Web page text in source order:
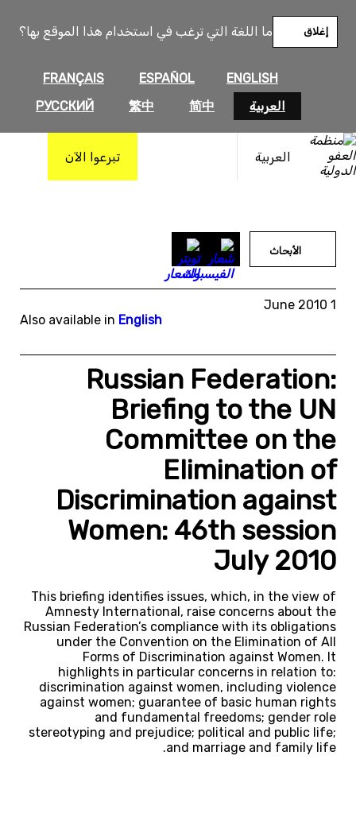
ما اللغة التي ترغب في استخدام هذا الموقع بها؟
ENGLISH
ESPAÑOL
FRANÇAIS
العربية
简中
繁中
РУССКИЙ
إغلاق
العربية تبرعوا الآن
المحتوى
الأبحاث
1 June 2010
Also available in English
Russian Federation:
Briefing to the UN
Committee on the
Elimination of
Discrimination against
Women: 46th session
July 2010
This briefing identifies issues, which, in the view of
Amnesty International, raise concerns about the
Russian Federation’s compliance with its obligations
under the Convention on the Elimination of All
Forms of Discrimination against Women. It
highlights in particular concerns in relation to:
discrimination against women, including violence
against women; guarantee of basic human rights
and fundamental freedoms; gender role
stereotyping and prejudice; political and public life;
and marriage and family life.